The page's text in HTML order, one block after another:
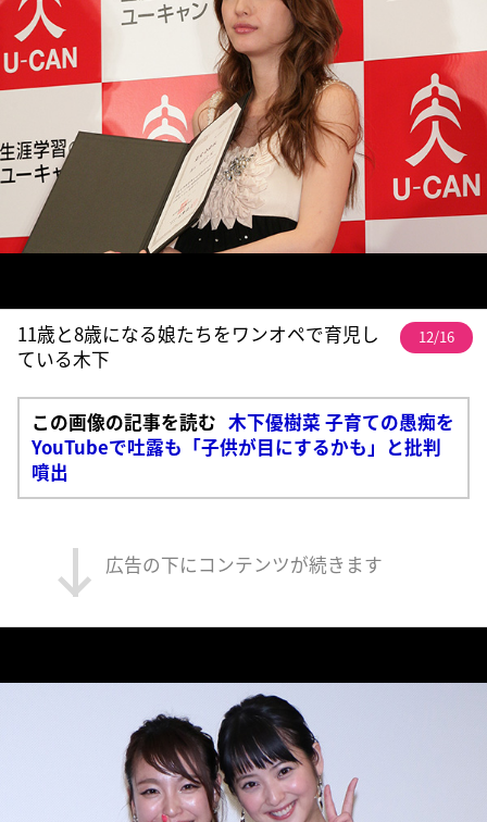
11歳と8歳になる娘たちをワンオペで育児し
ている木下
12/16
この画像の記事を読む 木下優樹菜 子育ての愚痴を
YouTubeで吐露も「子供が目にするかも」と批判
噴出
広告の下にコンテンツが続きます